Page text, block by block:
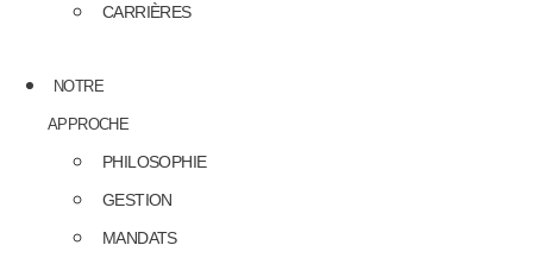
CARRIÈRES
NOTRE
APPROCHE
PHILOSOPHIE
GESTION
MANDATS